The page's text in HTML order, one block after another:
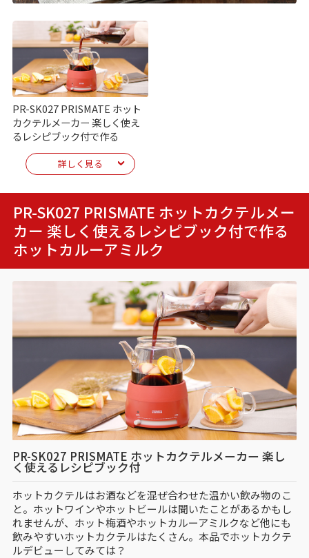
PR-SK027 PRISMATE ホット
カクテルメーカー 楽しく使え
るレシピブック付で作る
詳しく見る
PR-SK027 PRISMATE ホットカクテルメー
カー 楽しく使えるレシピブック付で作る
ホットカルーアミルク
PR-SK027 PRISMATE ホットカクテルメーカー 楽し
く使えるレシピブック付
ホットカクテルはお酒などを混ぜ合わせた温かい飲み物のこ
と。ホットワインやホットビールは聞いたことがあるかもし
れませんが、ホット梅酒やホットカルーアミルクなど他にも
飲みやすいホットカクテルはたくさん。本品でホットカクテ
ルデビューしてみては？